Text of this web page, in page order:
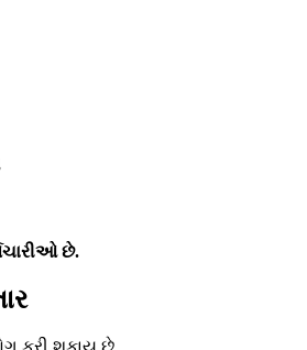
છે.
કરી શકાય છે